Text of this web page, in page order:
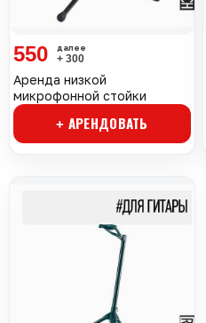
Аренда низкой
микрофонной стойки
+ АРЕНДОВАТЬ
550 + 300